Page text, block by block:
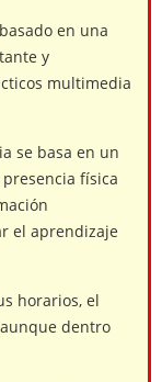
en una
y
multimedia
se basa en un
física
el aprendizaje
horarios, el
dentro